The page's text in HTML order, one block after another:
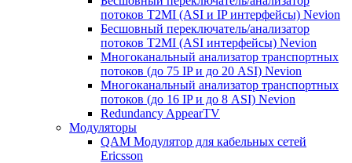
потоков T2MI (ASI и IP интерфейсы) Nevion
Бесшовный переключатель/анализатор
потоков T2MI (ASI интерфейсы) Nevion
Многоканальный анализатор транспортных
потоков (до 75 IP и до 20 ASI) Nevion
Многоканальный анализатор транспортных
потоков (до 16 IP и до 8 ASI) Nevion
Redundancy AppearTV
Модуляторы
QAM Модулятор для кабельных сетей
Ericsson